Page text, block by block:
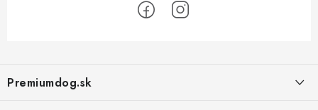
pPremiumdog.sk